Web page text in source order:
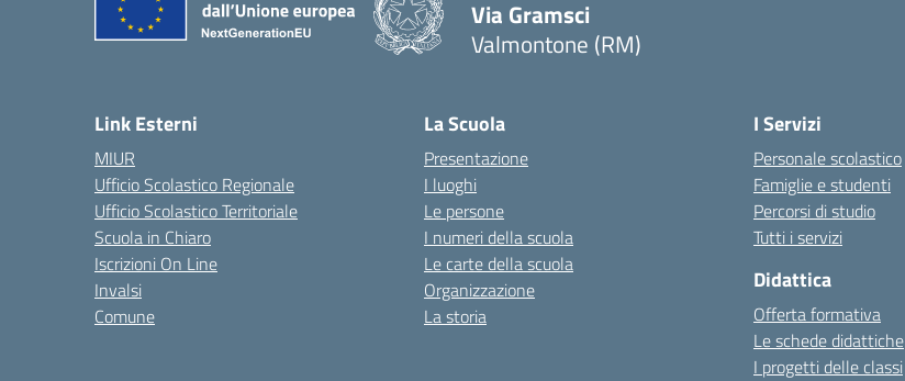
Via Gramsci
Valmontone (RM)
Link Esterni
MIUR
Ufficio Scolastico Regionale
Ufficio Scolastico Territoriale
Scuola in Chiaro
Iscrizioni On Line
Invalsi
Comune
La Scuola
Presentazione
I luoghi
Le persone
I numeri della scuola
Le carte della scuola
Organizzazione
La storia
I Servizi
Personale scolastico
Famiglie e studenti
Percorsi di studio
Tutti i servizi
Didattica
Offerta formativa
Le schede didattiche
I progetti delle classi